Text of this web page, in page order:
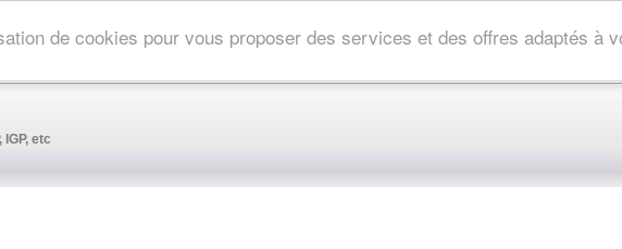
de cookies pour vous proposer des services et des offres adaptés à
etc